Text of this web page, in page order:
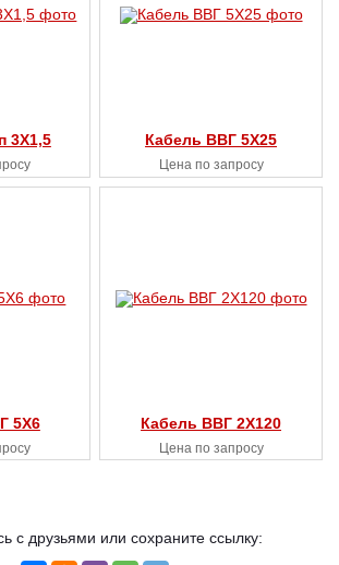
3X1,5 Кабель ВВГ 5X25
Цена по запросу
5X6 Кабель ВВГ 2X120
Цена по запросу
с друзьями или сохраните ссылку: